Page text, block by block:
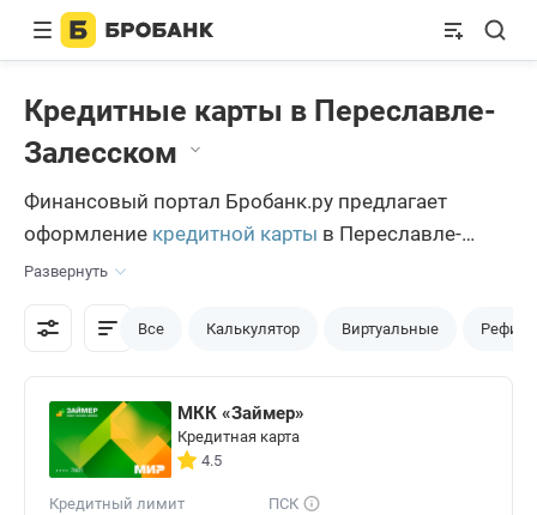
Кредитные карты в Переславле-
Залесском
Финансовый портал Бробанк.ру предлагает
оформление кредитной карты в Переславле-
Залесском по нескольким программам. При
высоком КПД, сервис крайне прост в обращении.
Переславцы с минимальной компьютерной
проблемами в процессе подачи заявок.
Развернуть
Все Калькулятор Виртуальные
МКК «Займер»
Кредитная карта
4.5
Кредитный лимит
ПСК